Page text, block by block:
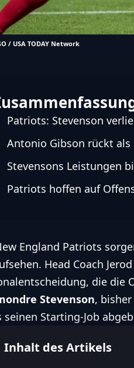
/ USA TODAY Network
Patriots: Stevenson
Antonio Gibson rückt als
Stevensons Leistungen
Patriots hoffen auf
England Patriots
Head Coach
die die
Stevenson,
seinen Starting-Job
Inhalt des Artikels